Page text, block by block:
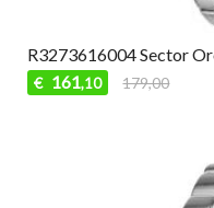
R3273616004 Sector
€ 161,10 179,00